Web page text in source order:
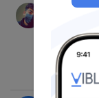
Gung
API
development
212